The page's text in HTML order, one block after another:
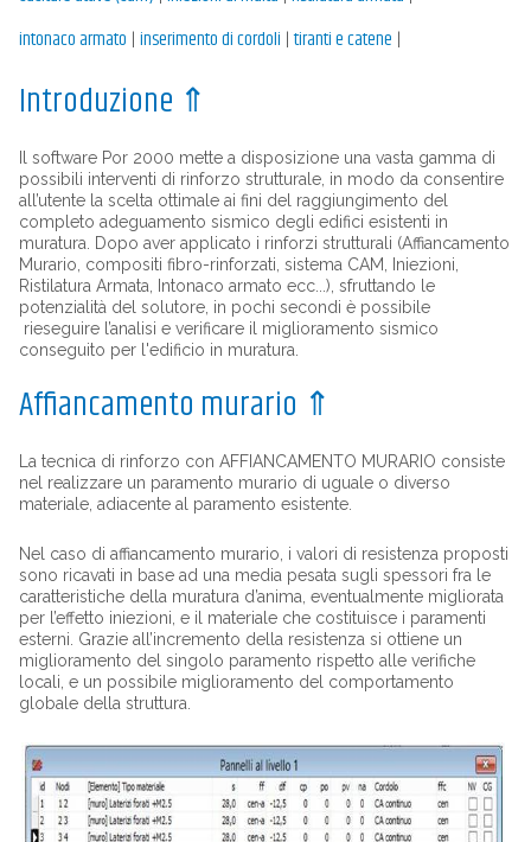
intonaco armato inserimento di cordoli |tiranti e catene
Introduzione ⇑
Il software Por 2000 mette a disposizione una vasta gamma di
possibili interventi di rinforzo strutturale, in modo da consentire
all’utente la scelta ottimale ai fini del raggiungimento del
completo adeguamento sismico degli edifici esistenti in
muratura. Dopo aver applicato i rinforzi strutturali (Affiancamento
Murario, compositi fibro-rinforzati, sistema CAM, Iniezioni,
Ristilatura Armata, Intonaco armato ecc...), sfruttando le
potenzialità del solutore, in pochi secondi è possibile
rieseguire l’analisi e verificare il miglioramento sismico
conseguito per l'edificio in muratura.
Affiancamento murario ⇑
La tecnica di rinforzo con AFFIANCAMENTO MURARIO consiste
nel realizzare un paramento murario di uguale o diverso
materiale, adiacente al paramento esistente.
Nel caso di affiancamento murario, i valori di resistenza proposti
sono ricavati in base ad una media pesata sugli spessori fra le
caratteristiche della muratura d’anima, eventualmente migliorata
per l’effetto iniezioni, e il materiale che costituisce i paramenti
esterni. Grazie all’incremento della resistenza si ottiene un
miglioramento del singolo paramento rispetto alle verifiche
locali, e un possibile miglioramento del comportamento
globale della struttura.